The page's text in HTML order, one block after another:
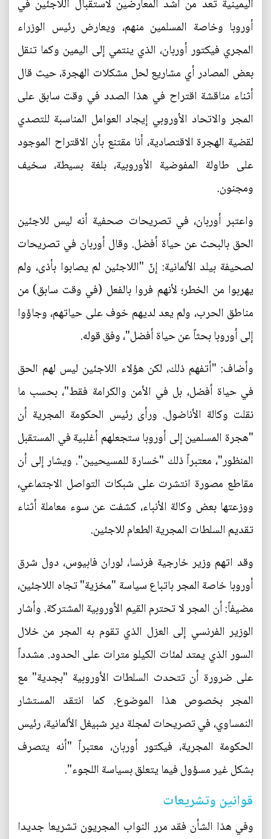
اليمينية تعد من أشد المعارضين لاستقبال اللاجئين في
أوروبا وخاصة المسلمين منهم، ويعارض رئيس الوزراء
المجري فيكتور أوربان، الذي ينتمي إلى اليمين وكما تنقل
بعض المصادر أي مشاريع لحل مشكلات الهجرة، حيث قال
أثناء مناقشة اقتراح في هذا الصدد في وقت سابق على
المجر والاتحاد الأوروبي إيجاد العوامل المناسبة للتصدي
لقضية الهجرة الاقتصادية، أنا مقتنع بأن الاقتراح الموجود
على طاولة المفوضية الأوروبية، بلغة بسيطة، سخيف
ومجنون.
واعتبر أوربان، في تصريحات صحفية أنه ليس للاجئين
الحق بالبحث عن حياة أفضل. وقال أوربان في تصريحات
لصحيفة بيلد الألمانية: إنّ "اللاجئين لم يصابوا بأذى، ولم
يهربوا من الخطر؛ لأنهم فروا بالفعل (في وقت سابق) من
مناطق الحرب، ولم يعد لديهم خوف على حياتهم، وجاؤوا
إلى أوروبا بحثاً عن حياة أفضل"، وفق قوله.
وأضاف: "أتفهم ذلك، لكن هؤلاء اللاجئين ليس لهم الحق
في حياة أفضل، بل في الأمن والكرامة فقط"، بحسب ما
نقلت وكالة الأناضول. ورأى رئيس الحكومة المجرية أن
"هجرة المسلمين إلى أوروبا ستجعلهم أغلبية في المستقبل
المنظور"، معتبراً ذلك "خسارة للمسيحيين". ويشار إلى أن
مقاطع مصورة انتشرت على شبكات التواصل الاجتماعي،
ووزعتها بعض وكالة الأنباء، كشفت عن سوء معاملة أثناء
تقديم السلطات المجرية الطعام للاجئين.
وقد اتهم وزير خارجية فرنسا، لوران فابيوس، دول شرق
أوروبا خاصة المجر باتباع سياسة "مخزية" تجاه اللاجئين،
مضيفاً: أن المجر لا تحترم القيم الأوروبية المشتركة. وأشار
الوزير الفرنسي إلى العزل الذي تقوم به المجر من خلال
السور الذي يمتد لمئات الكيلو مترات على الحدود. مشدداً
على ضرورة أن تتحدث السلطات الأوروبية "بجدية" مع
المجر بخصوص هذا الموضوع. كما انتقد المستشار
النمساوي، في تصريحات لمجلة دير شبيغل الألمانية، رئيس
الحكومة المجرية، فيكتور أوربان، معتبراً "أنه يتصرف
بشكل غير مسؤول فيما يتعلق بسياسة اللجوء".
قوانين وتشريعات
وفي هذا الشأن فقد مرر النواب المجريون تشريعا جديدا